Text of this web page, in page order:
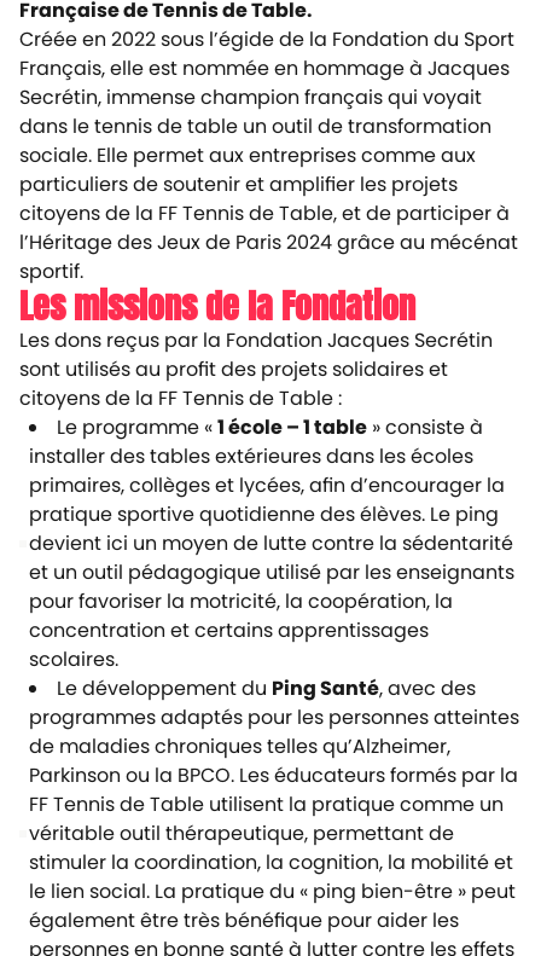
Française de Tennis de Table.
Créée en 2022 sous l’égide de la Fondation du Sport
Français, elle est nommée en hommage à Jacques
Secrétin, immense champion français qui voyait
dans le tennis de table un outil de transformation
sociale. Elle permet aux entreprises comme aux
particuliers de soutenir et amplifier les projets
citoyens de la FF Tennis de Table, et de participer à
l’Héritage des Jeux de Paris 2024 grâce au mécénat
sportif.
Les missions de la Fondation
Les dons reçus par la Fondation Jacques Secrétin
sont utilisés au profit des projets solidaires et
citoyens de la FF Tennis de Table :
Le programme «1 école – 1 table » consiste à
installer des tables extérieures dans les écoles
primaires, collèges et lycées, afin d’encourager la
pratique sportive quotidienne des élèves. Le ping
devient ici un moyen de lutte contre la sédentarité
et un outil pédagogique utilisé par les enseignants
pour favoriser la motricité, la coopération, la
concentration et certains apprentissages
scolaires.
Le développement du Ping Santé, avec des
programmes adaptés pour les personnes atteintes
de maladies chroniques telles qu’Alzheimer,
Parkinson ou la BPCO. Les éducateurs formés par la
FF Tennis de Table utilisent la pratique comme un
véritable outil thérapeutique, permettant de
stimuler la coordination, la cognition, la mobilité et
le lien social. La pratique du « ping bien-être » peut
également être très bénéfique pour aider les
personnes en bonne santé à lutter contre les effets